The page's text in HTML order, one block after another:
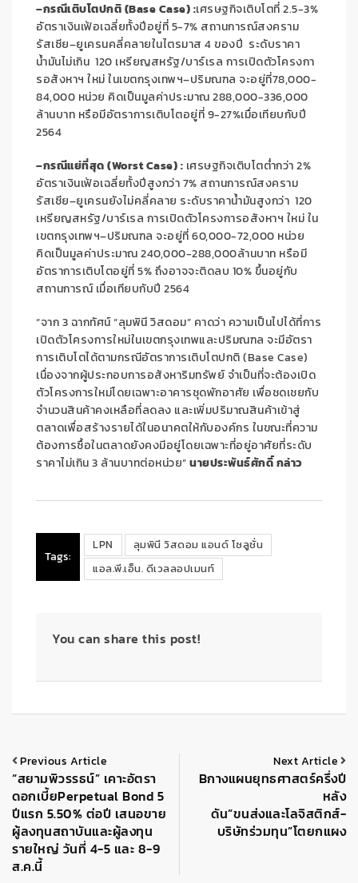
–กรณีเติบโตปกติ (Base Case) :เศรษฐกิจเติบโตที่2.5-3%
อัตราเงินเฟ้อเฉลี่ยทั้งปีอยู่ที่5-7% สถานการณ์สงคราม
รัสเซีย–ยูเครนคลี่คลายในไตรมาส 4 ของปี ระดับราคา
น้ำมันไม่เกิน 120 เหรียญสหรัฐ/บาร์เรล การเปิดตัวโครงกา
รอสังหาฯ ใหม่ ในเขตกรุงเทพฯ–ปริมณฑล จะอยู่ที่78,000-
84,000 หน่วย คิดเป็นมูลค่าประมาณ288,000-336,000
ล้านบาท หรือมีอัตราการเติบโตอยู่ที่9-27%เมื่อเทียบกับปี
2564
–กรณีแย่ที่สุด (Worst Case) : เศรษฐกิจเติบโตต่ำกว่า2%
อัตราเงินเฟ้อเฉลี่ยทั้งปีสูงกว่า7% สถานการณ์สงคราม
รัสเซีย–ยูเครนยังไม่คลี่คลาย ระดับราคาน้ำมันสูงกว่า 120
เหรียญสหรัฐ/บาร์เรล การเปิดตัวโครงการอสังหาฯ ใหม่ ใน
เขตกรุงเทพฯ–ปริมณฑล จะอยู่ที่60,000-72,000 หน่วย
คิดเป็นมูลค่าประมาณ240,000-288,000ล้านบาท หรือมี
อัตราการเติบโตอยู่ที่5%ถึงอาจจะติดลบ 10% ขึ้นอยู่กับ
สถานการณ์ เมื่อเทียบกับปี 2564
“จาก3 ฉากทัศน์ “ลุมพินี วิสดอม” คาดว่า ความเป็นไปได้ที่การ
เปิดตัวโครงการใหม่ในเขตกรุงเทพและปริมณฑล จะมีอัตรา
การเติบโตได้ตามกรณีอัตราการเติบโตปกติ (Base Case)
เนื่องจากผู้ประกอบการอสังหาริมทรัพย์ จำเป็นที่จะต้องเปิด
ตัวโครงการใหม่โดยเฉพาะอาคารชุดพักอาศัย เพื่อชดเชยกับ
จำนวนสินค้าคงเหลือที่ลดลง และเพิ่มปริมาณสินค้าเข้าสู่
ตลาดเพื่อสร้างรายได้ในอนาคตให้กับองค์กร ในขณะที่ความ
ต้องการซื้อในตลาดยังคงมีอยู่โดยเฉพาะที่อยู่อาศัยที่ระดับ
ราคาไม่เกิน3 ล้านบาทต่อหน่วย”นายประพันธ์ศักดิ์ กล่าว
Tags:
LPN
ลุมพินี วิสดอม แอนด์ โซลูชั่น
แอล.พี.เอ็น. ดีเวลลอปเมนท์
You can share this post!
Previous Article
“สยามพิวรรธน์” เคาะอัตรา
ดอกเบี้ยPerpetual Bond 5
ปีแรก 5.50% ต่อปี เสนอขาย
ผู้ลงทุนสถาบันและผู้ลงทุน
รายใหญ่ วันที่ 4-5 และ 8-9
ส.ค.นี้
Next Article
Bกางแผนยุทธศาสตร์ครึ่งปี
หลัง
ดัน”ขนส่งและโลจิสติกส์-
บริษัทร่วมทุน”โตยกแผง